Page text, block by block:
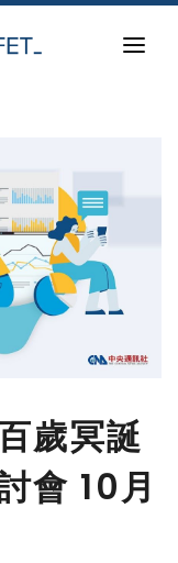
歲冥誕
會 10月